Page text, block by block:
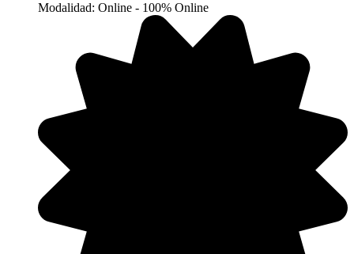
Modalidad: Online - 100% Online